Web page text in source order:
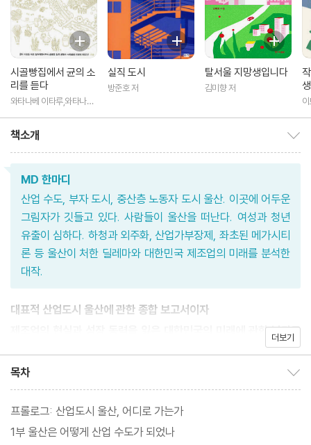
시골빵집에서 균의 소
리를 듣다
와타나베 이타루,와타나베
실직 도시
방준호 저
탈서울 지망생입니다
김미향 저
책소개
MD 한마디
산업 수도, 부자 도시, 중산층 노동자 도시 울산. 이곳에 어두운
그림자가 깃들고 있다. 사람들이 울산을 떠난다. 여성과 청년
유출이 심하다. 하청과 외주화, 산업가부장제, 좌초된 메가시티
론 등 울산이 처한 딜레마와 대한민국 제조업의 미래를 분석한
대작.
대표적 산업도시 울산에 관한 종합 보고서이자
제조업의 현실과 성장 동력을 잃은 대한민국의 미래에 관한 날카로
‘대한민국의 산업 수도, 지역내총생산 전국 1위의 부자 도시, 중산층
노동자 도시’라는 수식어가 붙는 도시. 지난 60여 년간 동아시아에
서 가장 발전한 산업도시가 바로 울산이다.
더보기
목차
프롤로그: 산업도시 울산, 어디로 가는가
1부 울산은 어떻게 산업 수도가 되었나